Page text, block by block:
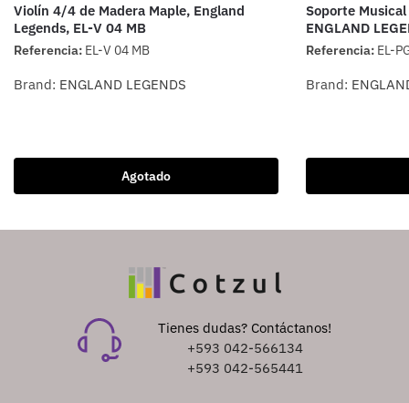
Violín 4/4 de Madera Maple, England
Legends, EL-V 04 MB
Referencia: EL-V 04 MB
Brand: ENGLAND LEGENDS
Agotado
Soporte
ENGLAND
Referencia: EL-
Brand:
Tienes dudas? Contáctanos!
+593 042-566134
+593 042-565441